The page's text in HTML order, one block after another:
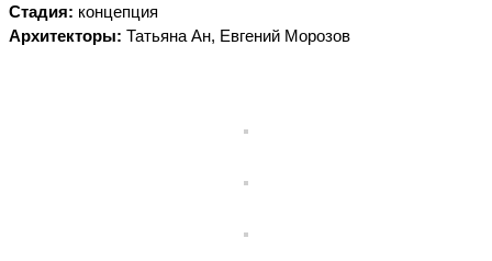
Стадия: концепция
Архитекторы: Татьяна Ан, Евгений Морозов